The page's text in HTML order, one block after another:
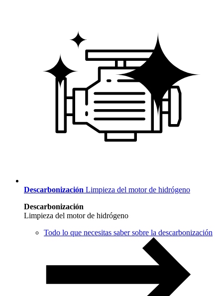
Descarbonización Limpieza del motor de hidrógeno
Descarbonización
Limpieza del motor de hidrógeno
Todo lo que necesitas saber sobre la descarbonización